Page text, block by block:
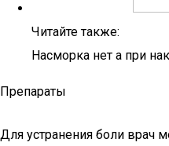
Читайте также:
Насморка нет а при
Препараты
Для устранения боли врач